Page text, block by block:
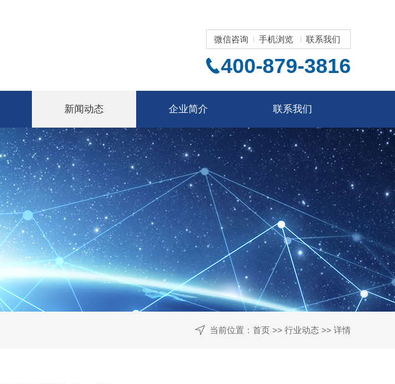
微信咨询 手机浏览 联系我们
400-879-3816
新闻动态 企业简介 联系我们
当前位置： 首页 >> 行业动态 >> 详情